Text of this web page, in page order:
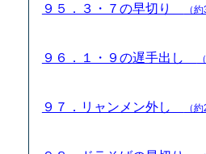
９５．３・７の早切り （
９６．１・９の遅手出し
９７．リャンメン外し （